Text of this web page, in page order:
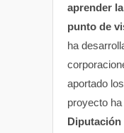
aprender
punto de
ha
aportado
proyecto
Diputación